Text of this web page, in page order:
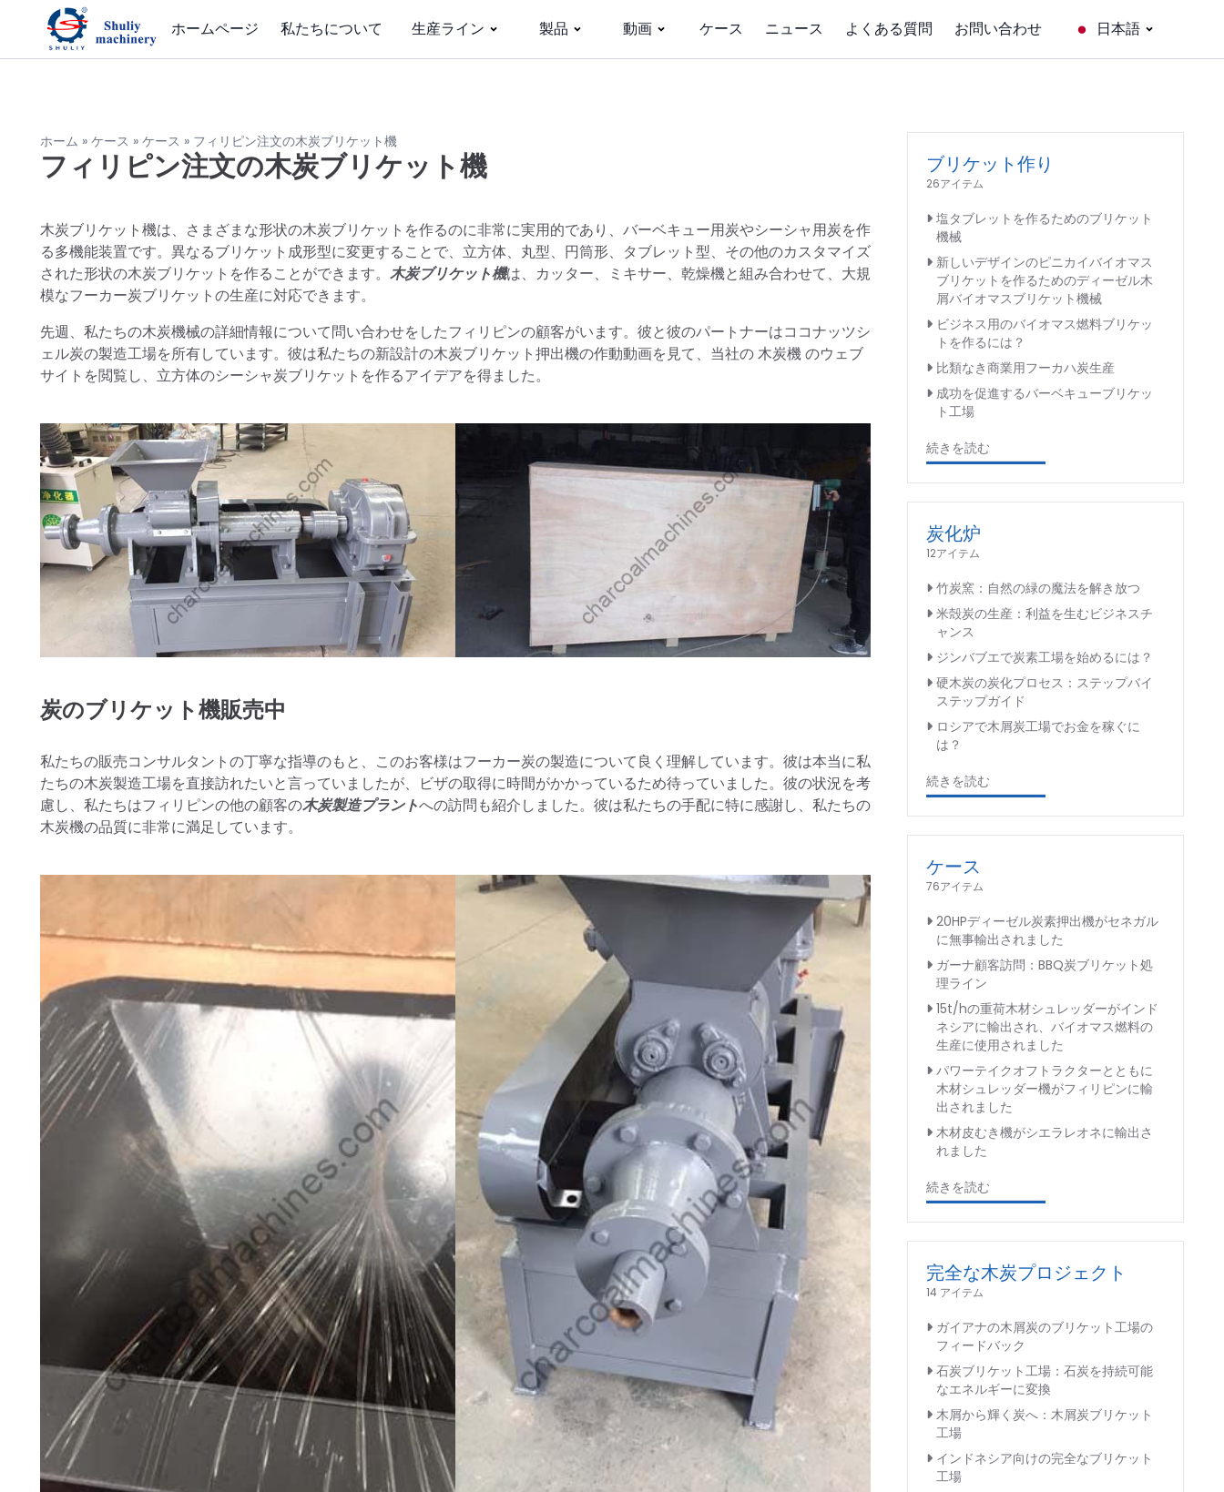
ホームページ 私たちについて 生産ライン 製品 動画 ケース ニュース よくある質問 お問い合わせ 日本語
ホーム » ケース » ケース » フィリピン注文の木炭ブリケット機
フィリピン注文の木炭ブリケット機
木炭ブリケット機は、さまざまな形状の木炭ブリケットを作るのに非常に実用的であり、バーベキュー用炭やシーシャ用炭を作
る多機能装置です。異なるブリケット成形型に変更することで、立方体、丸型、円筒形、タブレット型、その他のカスタマイズ
された形状の木炭ブリケットを作ることができます。 木炭ブリケット機は、カッター、ミキサー、乾燥機と組み合わせて、大規
模なフーカー炭ブリケットの生産に対応できます。
先週、私たちの木炭機械の詳細情報について問い合わせをしたフィリピンの顧客がいます。彼と彼のパートナーはココナッツシ
ェル炭の製造工場を所有しています。彼は私たちの新設計の木炭ブリケット押出機の作動動画を見て、当社の 木炭機 のウェブ
サイトを閲覧し、立方体のシーシャ炭ブリケットを作るアイデアを得ました。
炭のブリケット機販売中
私たちの販売コンサルタントの丁寧な指導のもと、このお客様はフーカー炭の製造について良く理解しています。彼は本当に私
たちの木炭製造工場を直接訪れたいと言っていましたが、ビザの取得に時間がかかっているため待っていました。彼の状況を考
慮し、私たちはフィリピンの他の顧客の木炭製造プラントへの訪問も紹介しました。彼は私たちの手配に特に感謝し、私たちの
木炭機の品質に非常に満足しています。
ブリケット作り
26アイテム
塩タブレットを作るためのブリケット
機械
新しいデザインのピニカイバイオマス
ブリケットを作るためのディーゼル木
屑バイオマスブリケット機械
ビジネス用のバイオマス燃料ブリケッ
トを作るには？
比類なき商業用フーカハ炭生産
成功を促進するバーベキューブリケッ
ト工場
続きを読む
炭化炉
12アイテム
竹炭窯：自然の緑の魔法を解き放つ
米殻炭の生産：利益を生むビジネスチ
ャンス
ジンバブエで炭素工場を始めるには？
硬木炭の炭化プロセス：ステップバイ
ステップガイド
ロシアで木屑炭工場でお金を稼ぐに
は？
続きを読む
ケース
76アイテム
20HPディーゼル炭素押出機がセネガル
に無事輸出されました
ガーナ顧客訪問：BBQ炭ブリケット処
理ライン
15t/hの重荷木材シュレッダーがインド
ネシアに輸出され、バイオマス燃料の
生産に使用されました
パワーテイクオフトラクターとともに
木材シュレッダー機がフィリピンに輸
出されました
木材皮むき機がシエラレオネに輸出さ
れました
続きを読む
完全な木炭プロジェクト
14 アイテム
ガイアナの木屑炭のブリケット工場の
フィードバック
石炭ブリケット工場：石炭を持続可能
なエネルギーに変換
木屑から輝く炭へ：木屑炭ブリケット
工場
インドネシア向けの完全なブリケット
工場